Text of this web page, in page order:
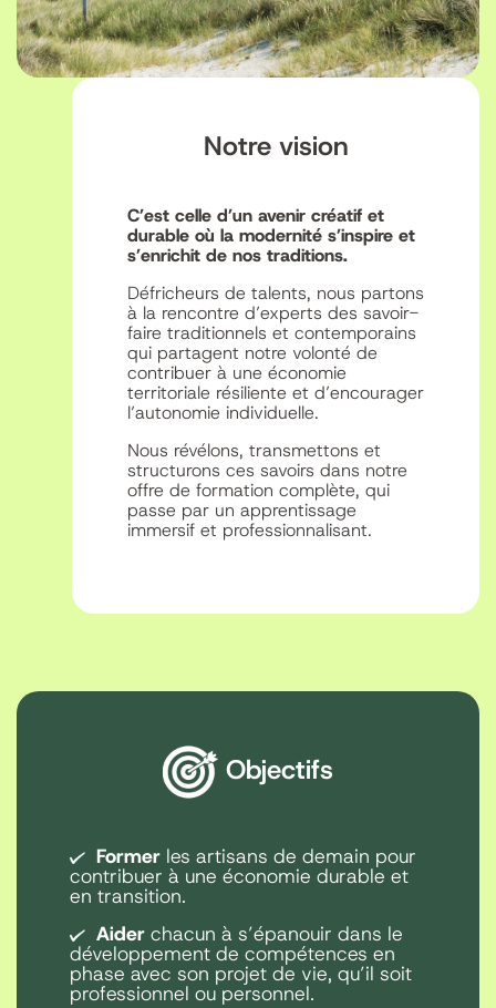
Notre vision
C’est celle d’un avenir créatif et
durable où la modernité s’inspire et
s’enrichit de nos traditions.
Défricheurs de talents, nous partons
à la rencontre d’experts des savoir-
faire traditionnels et contemporains
qui partagent notre volonté de
contribuer à une économie
territoriale résiliente et d’encourager
l’autonomie individuelle.
Nous révélons, transmettons et
structurons ces savoirs dans notre
offre de formation complète, qui
passe par un apprentissage
immersif et professionnalisant.
Objectifs
Former les artisans de demain pour
contribuer à une économie durable et
en transition.
Aider chacun à s’épanouir dans le
développement de compétences en
phase avec son projet de vie, qu’il soit
professionnel ou personnel.